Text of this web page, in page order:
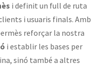
i definit un full de ruta
i usuaris finals. Amb
reforçar la nostra
i establir les bases per
sinó també a altres